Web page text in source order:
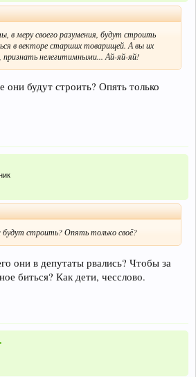
в меру своего разумения, будут строить
в векторе старших товарищей. А вы их
признать нелегитимными... Ай-яй-яй!
они будут строить? Опять только
будут строить? Опять только своё?
они в депутаты рвались? Чтобы за
биться? Как дети, чесслово.